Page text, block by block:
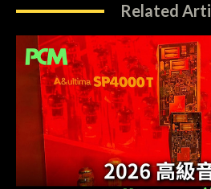
Related